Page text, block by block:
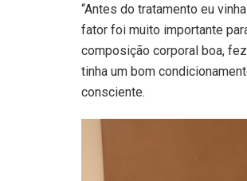
“Antes do tratamento eu
fator foi muito importante
composição corporal boa,
tinha um bom
consciente.